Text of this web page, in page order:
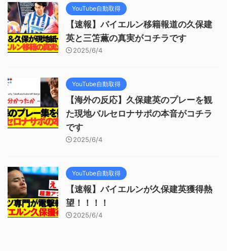
YouTube自動取得
【速報】バイエルン移籍報道の久保建
英と三笘薫の真実がコチラです
2025/6/4
YouTube自動取得
【海外の反応】久保建英のプレーを観
た現地バルセロナサポの本音がコチラ
です
2025/6/4
YouTube自動取得
【速報】バイエルンが久保建英獲得熱
望！！！！
2025/6/4